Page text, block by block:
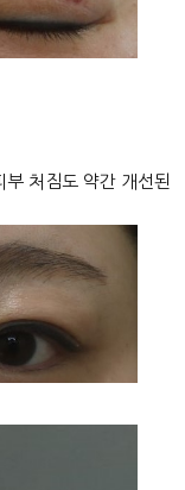
처짐도 약간 개선된